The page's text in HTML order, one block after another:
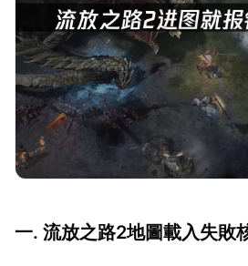
一. 流放之路2地圖載入失敗